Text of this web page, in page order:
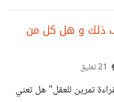
هم احذرووو من هذي
الله يعطيكم العافيه
بأشكال متعددة و
اكذب هذه الرسالة
انه لم تصادفني
ذلك و هل كل من
تمرين للعقل" هل تعني